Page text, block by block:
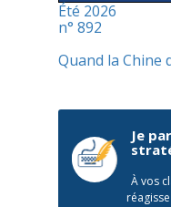
Été 2026
n° 892
Quand la Chine
Je
À vos